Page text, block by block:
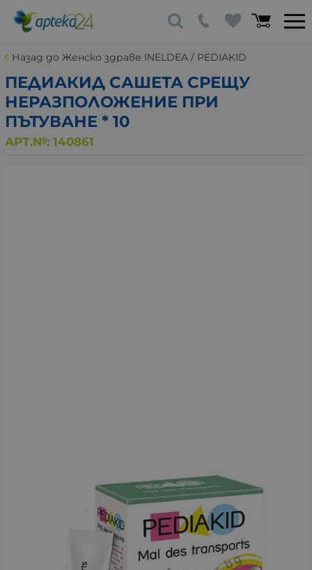
Назад до Женско здраве INELDEA / PEDIAKID
ПЕДИАКИД САШЕТА СРЕЩУ
НЕРАЗПОЛОЖЕНИЕ ПРИ
ПЪТУВАНЕ * 10
АРТ.№: 140861